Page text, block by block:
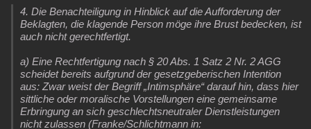
4. Die Benachteiligung in Hinblick auf die Aufforderung der
Beklagten, die klagende Person möge ihre Brust bedecken, ist
auch nicht gerechtfertigt.
a) Eine Rechtfertigung nach § 20 Abs. 1 Satz 2 Nr. 2 AGG
scheidet bereits aufgrund der gesetzgeberischen Intention
aus: Zwar weist der Begriff „Intimsphäre“ darauf hin, dass hier
sittliche oder moralische Vorstellungen eine gemeinsame
Erbringung an sich geschlechtsneutraler Dienstleistungen
nicht zulassen (Franke/Schlichtmann in: